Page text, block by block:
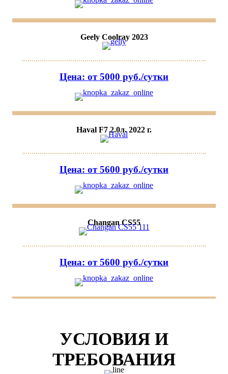
Geely Coolray 2023
Цена: от 5000 руб./сутки
Haval F7 2.0л. 2022 г.
Цена: от 5600 руб./сутки
Changan CS55
Цена: от 5600 руб./сутки
УСЛОВИЯ И
ТРЕБОВАНИЯ